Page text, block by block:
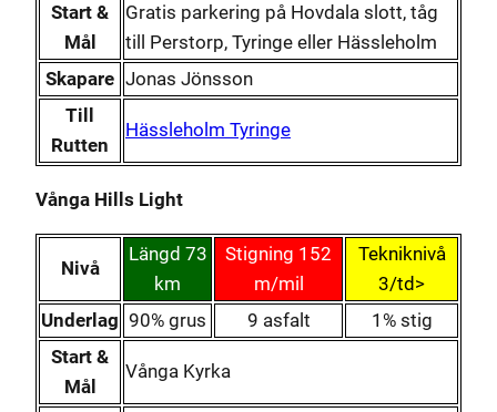
Start &
Mål
Gratis parkering på Hovdala slott, tåg
till Perstorp, Tyringe eller Hässleholm
Skapare Jonas Jönsson
Till
Rutten
Hässleholm Tyringe
Vånga Hills Light
Nivå
Längd 73
km
Stigning 152
m/mil
Tekniknivå
3/td>
Underlag 90% grus 9 asfalt
1% stig
Start &
Mål
Vånga Kyrka